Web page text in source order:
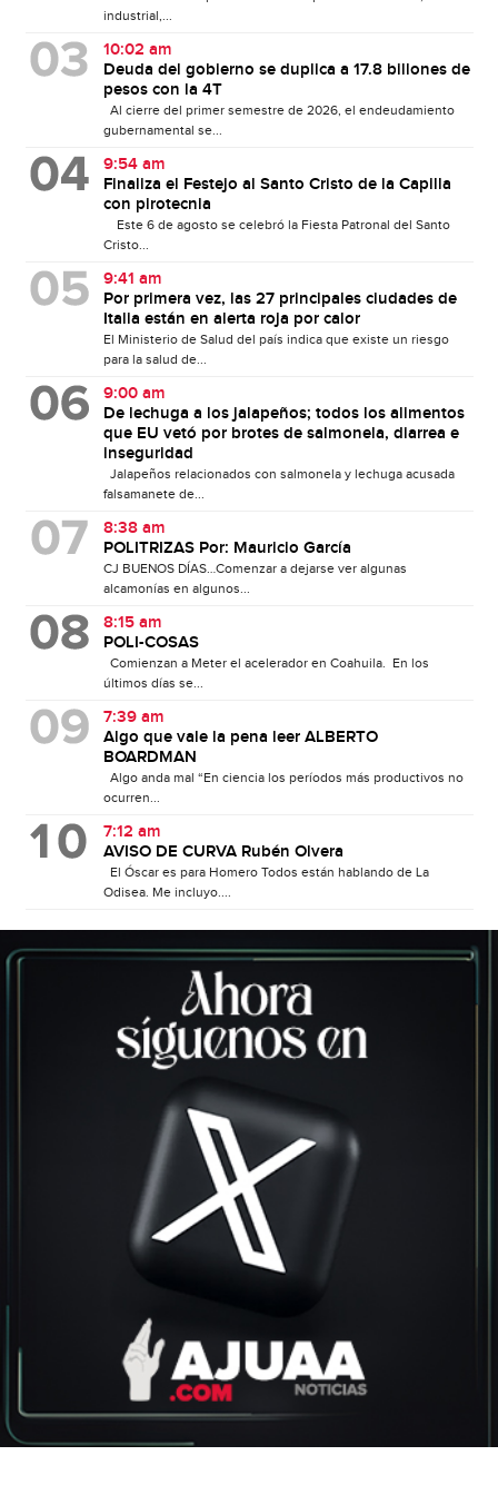
industrial,...
10:02 am
Deuda del gobierno se duplica a 17.8 billones de
pesos con la 4T
Al cierre del primer semestre de 2026, el endeudamiento
gubernamental se...
9:54 am
Finaliza el Festejo al Santo Cristo de la Capilla
con pirotecnia
Este 6 de agosto se celebró la Fiesta Patronal del Santo
Cristo...
9:41 am
Por primera vez, las 27 principales ciudades de
Italia están en alerta roja por calor
El Ministerio de Salud del país indica que existe un riesgo
para la salud de...
9:00 am
De lechuga a los jalapeños; todos los alimentos
que EU vetó por brotes de salmonela, diarrea e
inseguridad
Jalapeños relacionados con salmonela y lechuga acusada
falsamanete de...
8:38 am
POLITRIZAS Por: Mauricio García
CJ BUENOS DÍAS…Comenzar a dejarse ver algunas
alcamonías en algunos...
8:15 am
POLI-COSAS
Comienzan a Meter el acelerador en Coahuila. En los
últimos días se...
7:39 am
Algo que vale la pena leer ALBERTO
BOARDMAN
Algo anda mal “En ciencia los períodos más productivos no
ocurren...
7:12 am
AVISO DE CURVA Rubén Olvera
El Óscar es para Homero Todos están hablando de La
Odisea. Me incluyo....